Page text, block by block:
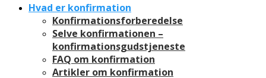
Hvad er konfirmation
Konfirmationsforberedelse
Selve konfirmationen –
konfirmationsgudstjeneste
FAQ om konfirmation
Artikler om konfirmation